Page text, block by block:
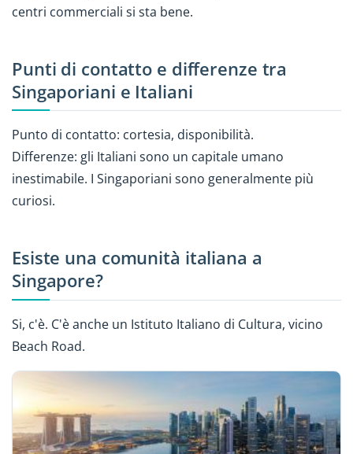
centri commerciali si sta bene.
Punti di contatto e differenze tra
Singaporiani e Italiani
Punto di contatto: cortesia, disponibilità.
Differenze: gli Italiani sono un capitale umano
inestimabile. I Singaporiani sono generalmente più
curiosi.
Esiste una comunità italiana a
Singapore?
Si, c'è. C'è anche un Istituto Italiano di Cultura, vicino
Beach Road.